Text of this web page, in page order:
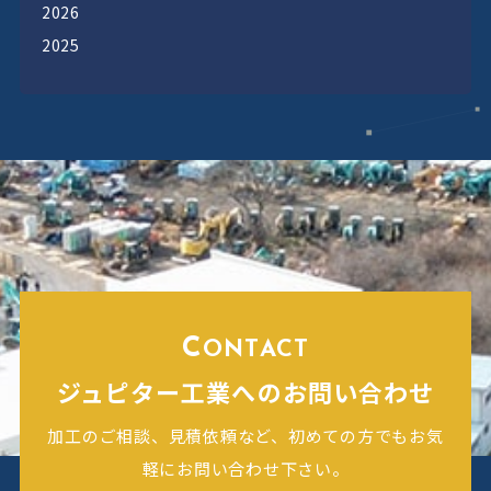
2026
2025
CONTACT
ジュピター工業へのお問い合わせ
加工のご相談、見積依頼など、初めての方でもお気
軽にお問い合わせ下さい。